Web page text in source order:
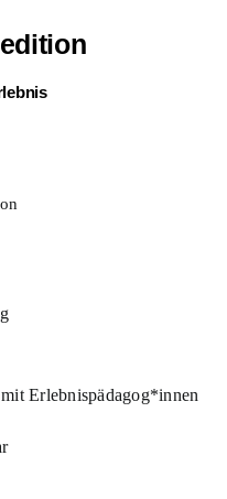
Erlebnispädagog*innen